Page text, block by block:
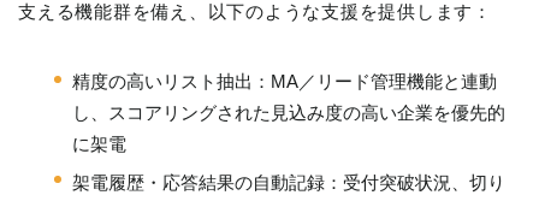
支える機能群を備え、以下のような支援を提供します：
精度の高いリスト抽出：MA／リード管理機能と連動
し、スコアリングされた見込み度の高い企業を優先的
に架電
架電履歴・応答結果の自動記録：受付突破状況、切り